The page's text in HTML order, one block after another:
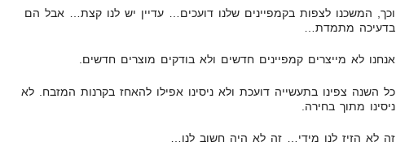
וכך, המשכנו לצפות בקמפיינים שלנו דועכים… עדיין יש לנו קצת… אבל הם
בדעיכה מתמדת…
אנחנו לא מייצרים קמפיינים חדשים ולא בודקים מוצרים חדשים.
כל השנה צפינו בתעשייה דועכת ולא ניסינו אפילו להאחז בקרנות המזבח. לא
ניסינו מתוך בחירה.
זה לא הזיז לנו מידי… זה לא היה חשוב לנו…